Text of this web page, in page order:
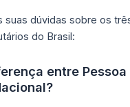
suas dúvidas sobre os
do Brasil:
entre Pessoa